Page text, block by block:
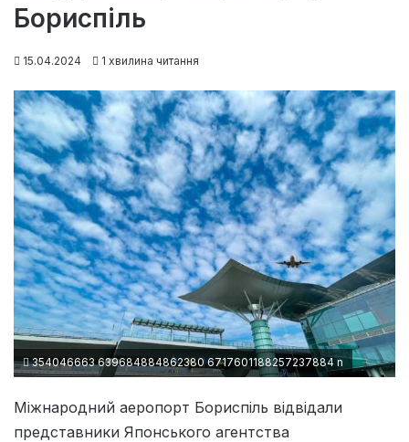
Бориспіль
15.04.2024 1 хвилина читання
354046663 639684884862380 6717601188257237884 n
Міжнародний аеропорт Бориспіль відвідали
представники Японського агентства